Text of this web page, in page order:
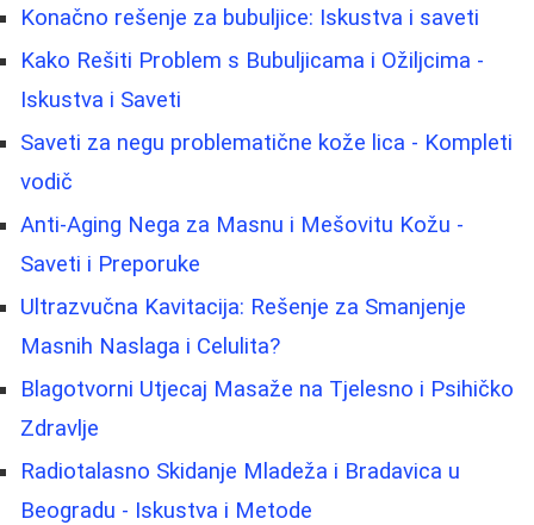
Konačno rešenje za bubuljice: Iskustva i saveti
Kako Rešiti Problem s Bubuljicama i Ožiljcima -
Iskustva i Saveti
Saveti za negu problematične kože lica - Kompleti
vodič
Anti-Aging Nega za Masnu i Mešovitu Kožu -
Saveti i Preporuke
Ultrazvučna Kavitacija: Rešenje za Smanjenje
Masnih Naslaga i Celulita?
Blagotvorni Utjecaj Masaže na Tjelesno i Psihičko
Zdravlje
Radiotalasno Skidanje Mladeža i Bradavica u
Beogradu - Iskustva i Metode